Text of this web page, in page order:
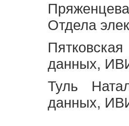
Отдела
данных,
Туль
данных,